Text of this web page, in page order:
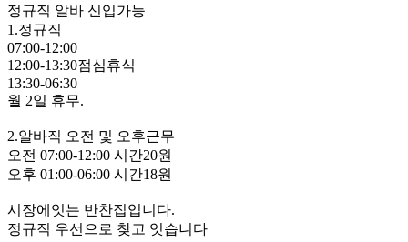
정규직 알바 신입가능
1.정규직
07:00-12:00
12:00-13:30점심휴식
13:30-06:30
월 2일 휴무.
2.알바직 오전 및 오후근무
오전 07:00-12:00 시간20원
오후 01:00-06:00 시간18원
시장에잇는 반찬집입니다.
정규직 우선으로 찾고 잇습니다